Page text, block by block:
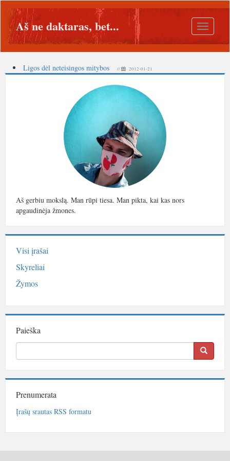
Toggle
Aš ne daktaras, bet...
Ligos dėl neteisingos mitybos // 2012-01-21
Aš gerbiu mokslą. Man rūpi tiesa. Man pikta, kai kas nors
apgaudinėja žmones.
Visi įrašai
Skyreliai
Žymos
Paieška
Prenumerata
Įrašų srautas RSS formatu